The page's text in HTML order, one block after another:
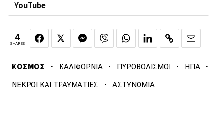
YouTube
4
SHARES
ΚΟΣΜΟΣ · ΚΑΛΙΦΟΡΝΙΑ · ΠΥΡΟΒΟΛΙΣΜΟΙ · ΗΠΑ ·
ΝΕΚΡΟΙ ΚΑΙ ΤΡΑΥΜΑΤΙΕΣ · ΑΣΤΥΝΟΜΙΑ